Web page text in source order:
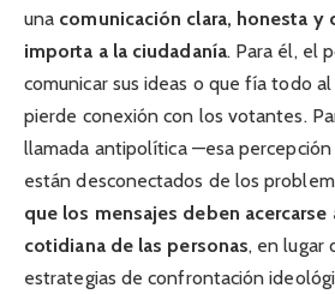
una comunicación clara, honesta y
importa a la ciudadanía. Para él, el
comunicar sus ideas o que fía todo
pierde conexión con los votantes.
llamada antipolítica —esa
están desconectados de los
que los mensajes deben acercarse
cotidiana de las personas, en lugar
estrategias de confrontación